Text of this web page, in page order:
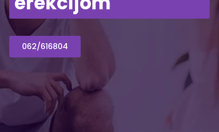
062/616804